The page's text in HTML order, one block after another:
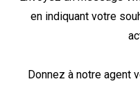
en indiquant votre
Donnez à notre agent